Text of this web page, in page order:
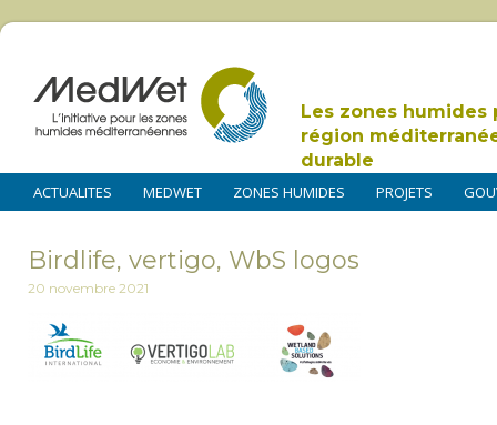
Les zones humides
région
durable
ACTUALITES MEDWET ZONES HUMIDES PROJETS
Birdlife, vertigo, WbS logos
20 novembre 2021